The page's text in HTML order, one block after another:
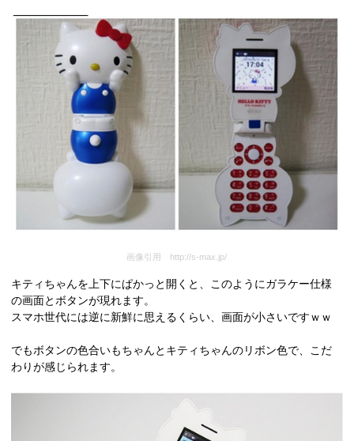
画像引用 http://s-max.jp/
キティちゃんを上下にぱかっと開くと、このようにガラケー仕様
の画面とボタンが現れます。
スマホ世代には逆に新鮮に思えるくらい、画面が小さいですｗｗ
でもボタンの色合いもちゃんとキティちゃんのリボン色で、こだ
わりが感じられます。